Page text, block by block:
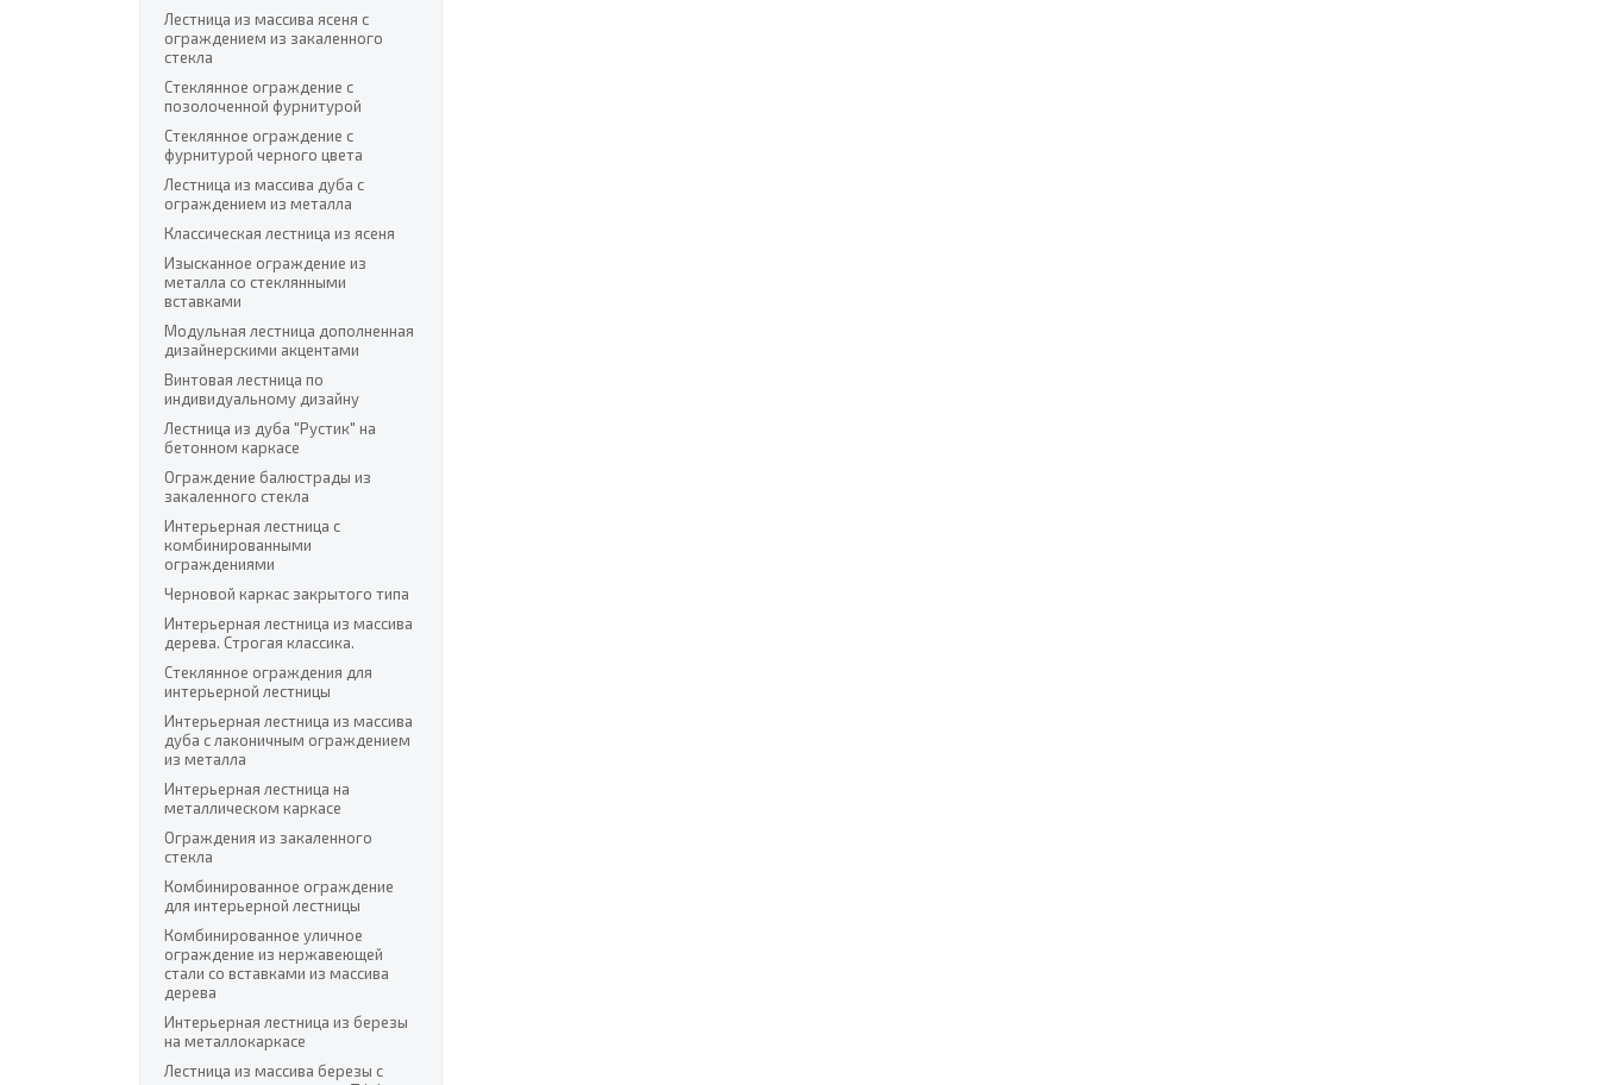
Лестница из массива ясеня с
ограждением из закаленного
стекла
Стеклянное ограждение с
позолоченной фурнитурой
Стеклянное ограждение с
фурнитурой черного цвета
Лестница из массива дуба с
ограждением из металла
Классическая лестница из ясеня
Изысканное ограждение из
металла со стеклянными
вставками
Модульная лестница дополненная
дизайнерскими акцентами
Винтовая лестница по
индивидуальному дизайну
Лестница из дуба "Рустик" на
бетонном каркасе
Ограждение балюстрады из
закаленного стекла
Интерьерная лестница с
комбинированными
ограждениями
Черновой каркас закрытого типа
Интерьерная лестница из массива
дерева. Строгая классика.
Стеклянное ограждения для
интерьерной лестницы
Интерьерная лестница из массива
дуба с лаконичным ограждением
из металла
Интерьерная лестница на
металлическом каркасе
Ограждения из закаленного
стекла
Комбинированное ограждение
для интерьерной лестницы
Комбинированное уличное
ограждение из нержавеющей
стали со вставками из массива
дерева
Интерьерная лестница из березы
на металлокаркасе
Лестница из массива березы с